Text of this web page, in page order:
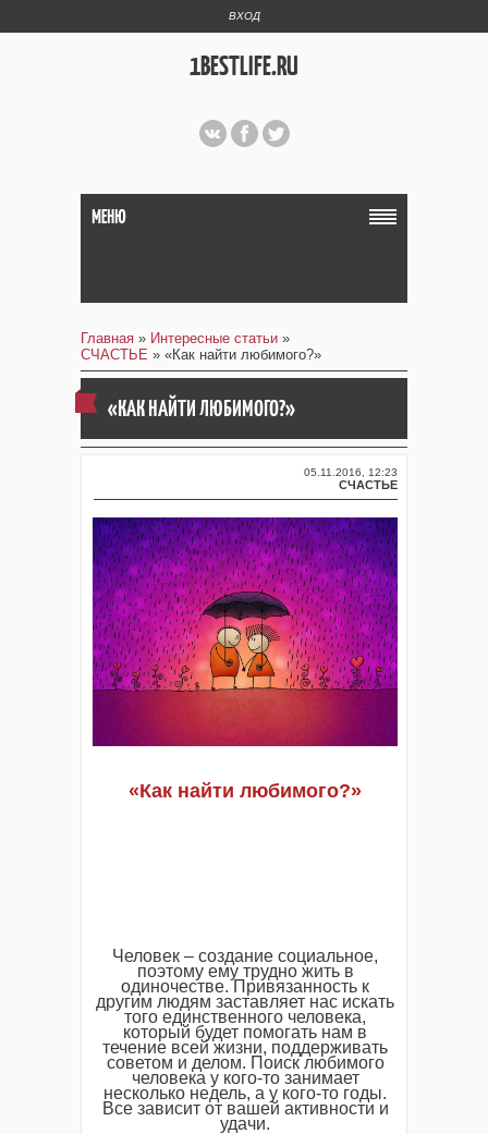
ВХОД
1BESTLIFE.RU
МЕНЮ
Главная » Интересные статьи »
СЧАСТЬЕ » «Как найти любимого?»
«КАК НАЙТИ ЛЮБИМОГО?»
05.11.2016, 12:23
СЧАСТЬЕ
«Как найти любимого?»
Человек – создание социальное,
поэтому ему трудно жить в
одиночестве. Привязанность к
другим людям заставляет нас искать
того единственного человека,
который будет помогать нам в
течение всей жизни, поддерживать
советом и делом. Поиск любимого
человека у кого-то занимает
несколько недель, а у кого-то годы.
Все зависит от вашей активности и
удачи.